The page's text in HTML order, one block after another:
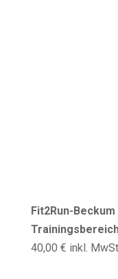
Fit2Run-
40,00 € inkl.